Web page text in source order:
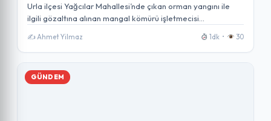
Urla ilçesi Yağcılar Mahallesi’nde çıkan orman yangını ile
ilgili gözaltına alınan mangal kömürü işletmecisi…
✍️ Ahmet Yilmaz 1dk • 30
GÜNDEM